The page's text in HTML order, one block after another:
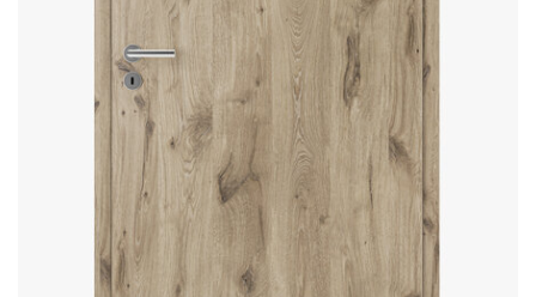
Sonnen- und Insektenschutz
Hochwasser­schutz
Dachboden­treppen